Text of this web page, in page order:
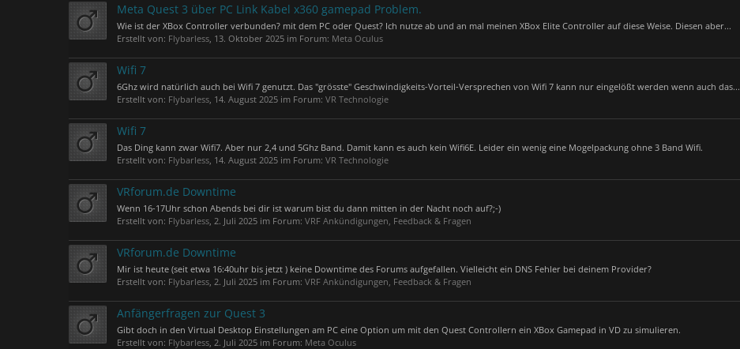
Meta Quest 3 über PC Link Kabel x360 gamepad Problem.
Wie ist der XBox Controller verbunden? mit dem PC oder Quest? Ich nutze ab und an mal meinen XBox Elite Controller auf diese Weise. Diesen aber...
Erstellt von: Flybarless, 13. Oktober 2025 im Forum: Meta Oculus
Wifi 7
6Ghz wird natürlich auch bei Wifi 7 genutzt. Das "grösste" Geschwindigkeits-Vorteil-Versprechen von Wifi 7 kann nur eingelößt werden wenn auch das...
Erstellt von: Flybarless, 14. August 2025 im Forum: VR Technologie
Wifi 7
Das Ding kann zwar Wifi7. Aber nur 2,4 und 5Ghz Band. Damit kann es auch kein Wifi6E. Leider ein wenig eine Mogelpackung ohne 3 Band Wifi.
Erstellt von: Flybarless, 14. August 2025 im Forum: VR Technologie
VRforum.de Downtime
Wenn 16-17Uhr schon Abends bei dir ist warum bist du dann mitten in der Nacht noch auf?;-)
Erstellt von: Flybarless, 2. Juli 2025 im Forum: VRF Ankündigungen, Feedback & Fragen
VRforum.de Downtime
Mir ist heute (seit etwa 16:40uhr bis jetzt ) keine Downtime des Forums aufgefallen. Vielleicht ein DNS Fehler bei deinem Provider?
Erstellt von: Flybarless, 2. Juli 2025 im Forum: VRF Ankündigungen, Feedback & Fragen
Anfängerfragen zur Quest 3
Gibt doch in den Virtual Desktop Einstellungen am PC eine Option um mit den Quest Controllern ein XBox Gamepad in VD zu simulieren.
Erstellt von: Flybarless, 2. Juli 2025 im Forum: Meta Oculus